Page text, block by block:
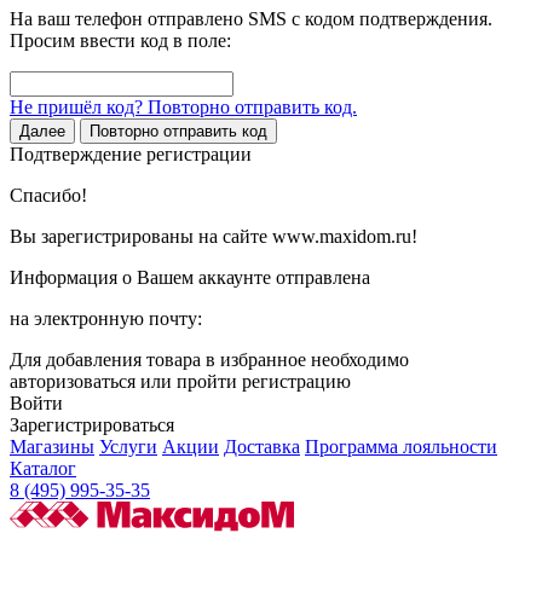
На ваш телефон отправлено SMS с кодом подтверждения.
Просим ввести код в поле:
Не пришёл код? Повторно отправить код.
Далее Повторно отправить код
Подтверждение регистрации
Спасибо!
Вы зарегистрированы на сайте www.maxidom.ru!
Информация о Вашем аккаунте отправлена
на электронную почту:
Для добавления товара в избранное необходимо
авторизоваться или пройти регистрацию
Войти
Зарегистрироваться
Магазины Услуги Акции Доставка Программа лояльности
Каталог
8 (495) 995-35-35